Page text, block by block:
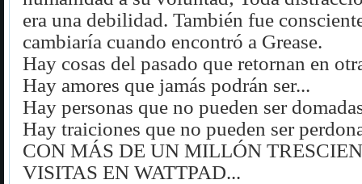
era una debilidad. También fue
cambiaría cuando encontró a Grease.
Hay cosas del pasado que retornan en
Hay amores que jamás podrán ser...
Hay personas que no pueden ser
Hay traiciones que no pueden ser
CON MÁS DE UN MILLÓN
VISITAS EN WATTPAD...